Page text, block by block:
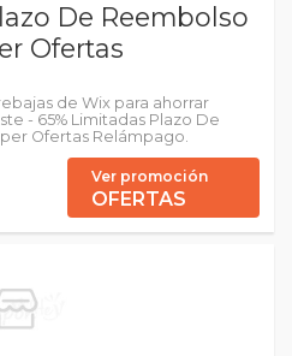
De Reembolso
Ofertas
de Wix para ahorrar
- 65% Limitadas Plazo De
Ofertas Relámpago.
Ver promoción
OFERTAS